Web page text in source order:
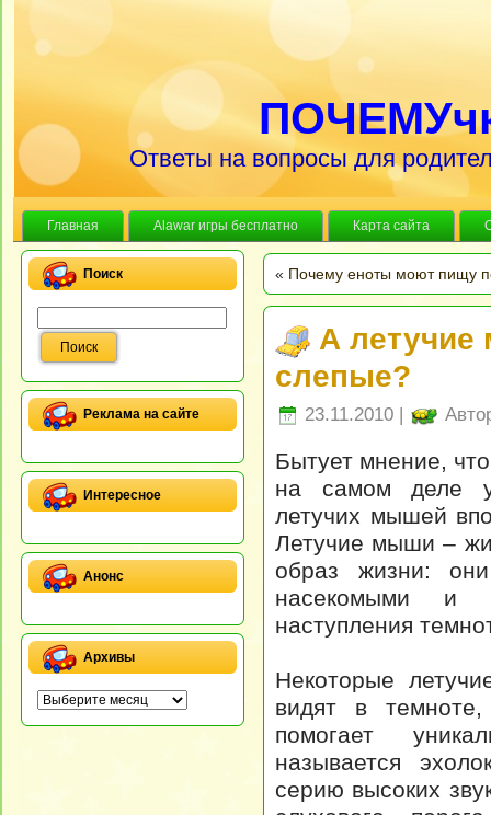
Ответы на вопросы для
Главная Alawar игры бесплатно Карта сайта
Поиск
Реклама на сайте
Интересное
Анонс
Архивы
« Почему еноты моют пищу
А летучие
слепые?
23.11.2010 |
Бытует мнение,
на самом деле
летучих мышей
Летучие мыши –
образ жизни:
насекомыми и
наступления
Некоторые
видят в
помогает
называется
серию высоких